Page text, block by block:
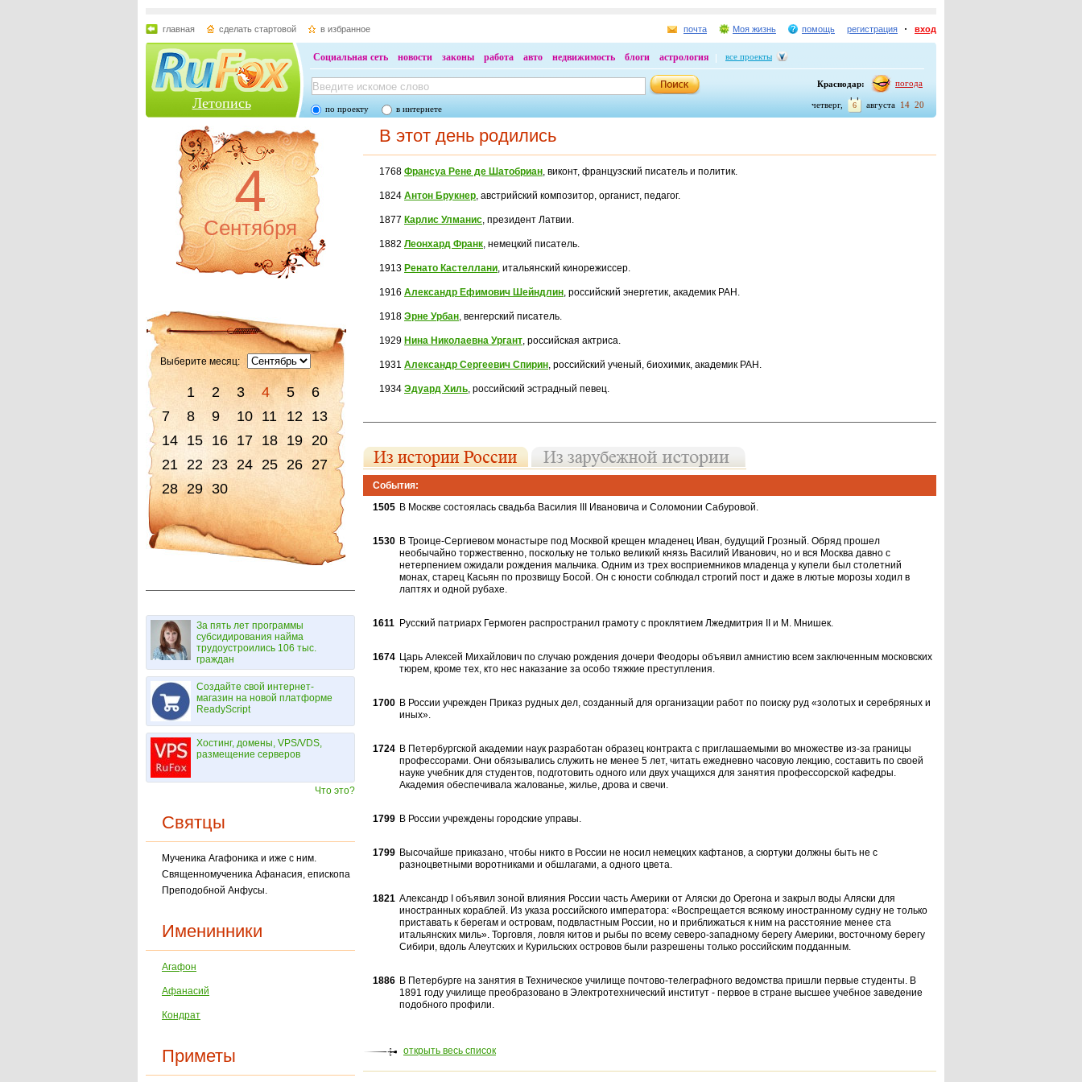
главная сделать стартовой в избранное почта Моя жизнь помощь регистрация вход
Летопись
Социальная сеть новости законы работа авто недвижимость блоги астрология все проекты
Краснодар: погода
14 20
августа
6
четверг,
по проекту в интернете
4
Сентября
Выберите месяц:
1 2 3 4 5
6
7
8 9 10 11 12 13
14 15 16 17 18 19 20
21 22 23 24 25 26 27
28 29 30
За пять лет программы
субсидирования найма
трудоустроились 106 тыс.
граждан
Создайте свой интернет-
магазин на новой платформе
ReadyScript
Хостинг, домены, VPS/VDS,
размещение серверов
Что это?
Святцы
Мученика Агафоника и иже с ним.
Священномученика Афанасия, епископа
Преподобной Анфусы.
Именинники
Агафон
Афанасий
Кондрат
Приметы
В этот день родились
1768Франсуа Рене де Шатобриан, виконт, французский писатель и политик.
1824Антон Брукнер, австрийский композитор, органист, педагог.
1877 Карлис Улманис, президент Латвии.
1882Леонхард Франк, немецкий писатель.
1913 Ренато Кастеллани, итальянский кинорежиссер.
1916Александр Ефимович Шейндлин, российский энергетик, академик РАН.
1918Эрне Урбан, венгерский писатель.
1929 Нина Николаевна Ургант, российская актриса.
1931Александр Сергеевич Спирин, российский ученый, биохимик, академик РАН.
1934Эдуард Хиль, российский эстрадный певец.
События:
1505 В Москве состоялась свадьба Васи­лия III Ивановича и Соломонии Сабуро­вой.
1530 В Троице-Сергиевом монастыре под Москвой крещен младенец Иван, будущий Грозный. Обряд прошел
необычайно торжест­венно, поскольку не только великий князь Василий Иванович, но и вся Москва давно с
нетерпением ожидали рождения маль­чика. Одним из трех восприемников мла­денца у купели был столетний
монах, старец Касьян по прозвищу Босой. Он с юности соблюдал строгий пост и даже в лютые морозы ходил в
лаптях и одной рубахе.
1611 Русский патриарх Гермоген распро­странил грамоту с проклятием Лжедмитрия II и М. Мнишек.
1674 Царь Алексей Михайлович по слу­чаю рождения дочери Феодоры объявил амнистию всем заключенным московских
тюрем, кроме тех, кто нес наказание за осо­бо тяжкие преступления.
1700 В России учрежден Приказ рудных дел, созданный для организации работ по поиску руд «золотых и серебряных и
иных».
1724 В Петербургской академии наук раз­работан образец контракта с приглашае­мыми во множестве из-за границы
профес­сорами. Они обязывались служить не ме­нее 5 лет, читать ежедневно часовую лек­цию, составить по своей
науке учебник для студентов, подготовить одного или двух учащихся для занятия профессорской ка­федры.
Академия обеспечивала жалова­нье, жилье, дрова и свечи.
1799 В России учреждены городские управы.
1799 Высочайше приказано, чтобы никто в России не носил немецких кафтанов, а сюр­туки должны быть не с
разноцветными во­ротниками и обшлагами, а одного цвета.
1821 Александр I объявил зоной влияния России часть Америки от Аляски до Оре­гона и закрыл воды Аляски для
иностран­ных кораблей. Из указа российского императора: «Воспрещается всякому иностранному судну не только
приставать к берегам и островам, подвластным России, но и при­ближаться к ним на расстояние менее ста
итальянских миль». Торговля, ловля китов и рыбы по всему северо-западному берегу Америки, восточному берегу
Сибири, вдоль Алеутских и Курильских островов были разрешены только российским поддан­ным.
1886 В Петербурге на занятия в Техниче­ское училище почтово-телеграфного ве­домства пришли первые студенты. В
1891 году училище преобразовано в Электротехнический институт - первое в стране высшее учебное заведение
подоб­ного профили.
открыть весь список